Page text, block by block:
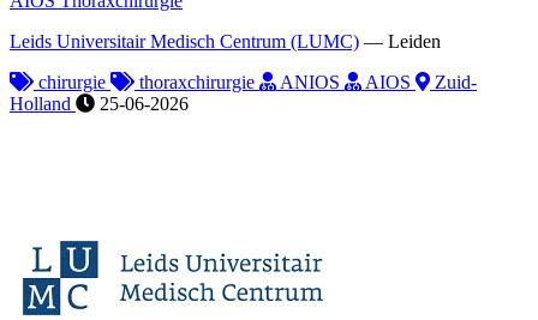
Leids Universitair Medisch Centrum (LUMC) — Leiden
chirurgie
thoraxchirurgie ANIOS AIOS
Zuid-
Holland
25-06-2026